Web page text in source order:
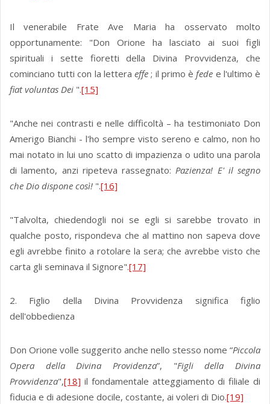
Il venerabile Frate Ave Maria ha osservato molto
opportunamente: "Don Orione ha lasci­ato ai suoi figli
spirituali i sette fioretti della Divina Provvidenza, che
cominci­ano tutti con la letteraeffe; il primo èfede e l'ultimo è
fiat voluntas Dei ".[15]
"Anche nei contrasti e nelle difficoltà – ha testimoniato Don
Amerigo Bianchi - l'ho sempre visto sereno e calmo, non ho
mai notato in lui uno scatto di impazienza o udito una parola
di lamento, anzi ripeteva rassegnato:Pazienza! E' il segno
che Dio dispone così! ".[16]
"Talvolta, chiedendogli noi se egli si sarebbe trovato in
qualche posto, rispondeva che al mattino non sapeva dove
egli avrebbe finito a rotolare la sera; che avreb­be visto che
carta gli seminava il Signore".[17]
2. Figlio della Divina Provvidenza significa figlio
dell'obbedienza
Don Orione volle suggerito anche nello stesso nome “Piccola
Opera della Divina Providenza”, "Figli della Divina
Provvidenza",[18] il fondamentale atteggiamento di filiale di
fiducia e di adesione docile, costante, ai voleri di Dio.[19]